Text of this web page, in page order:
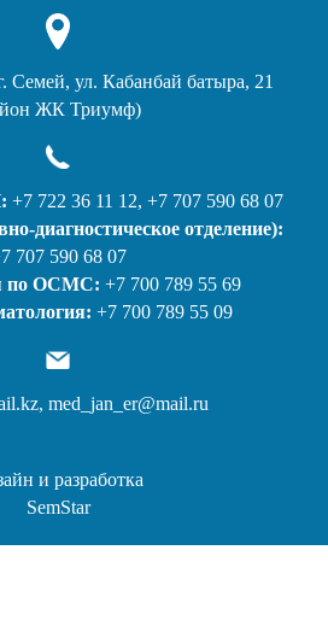
Семей, ул. Кабанбай батыра, 21
ЖК Триумф)
+7 722 36 11 12, +7 707 590 68 07
диагностическое отделение):
707 590 68 07
по ОСМС: +7 700 789 55 69
+7 700 789 55 09
med_jan_er@mail.ru
и разработка
SemStar